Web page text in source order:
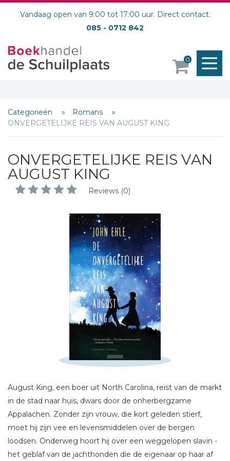
Vandaag open van 9:00 tot 17:00 uur. Direct contact:
085 - 0712 842
0
Categorieën
Romans
ONVERGETELIJKE REIS VAN AUGUST KING
ONVERGETELIJKE REIS VAN
AUGUST KING
Reviews (0)
August King, een boer uit North Carolina, reist van de markt
in de stad naar huis, dwars door de onherbergzame
Appalachen. Zonder zijn vrouw, die kort geleden stierf,
moet hij zijn vee en levensmiddelen over de bergen
loodsen. Onderweg hoort hij over een weggelopen slavin -
het geblaf van de jachthonden die de eigenaar op haar af
Schrijf hieronder je review!
Titel *
Bericht *